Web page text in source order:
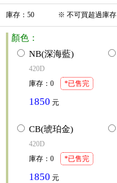
庫存 ： 50 ※ 不可買超過庫存
顏色：
NB(深海藍)
420D
庫存 ： 0 *已售完
1850 元
CB(琥珀金)
420D
庫存 ： 0 *已售完
1850 元